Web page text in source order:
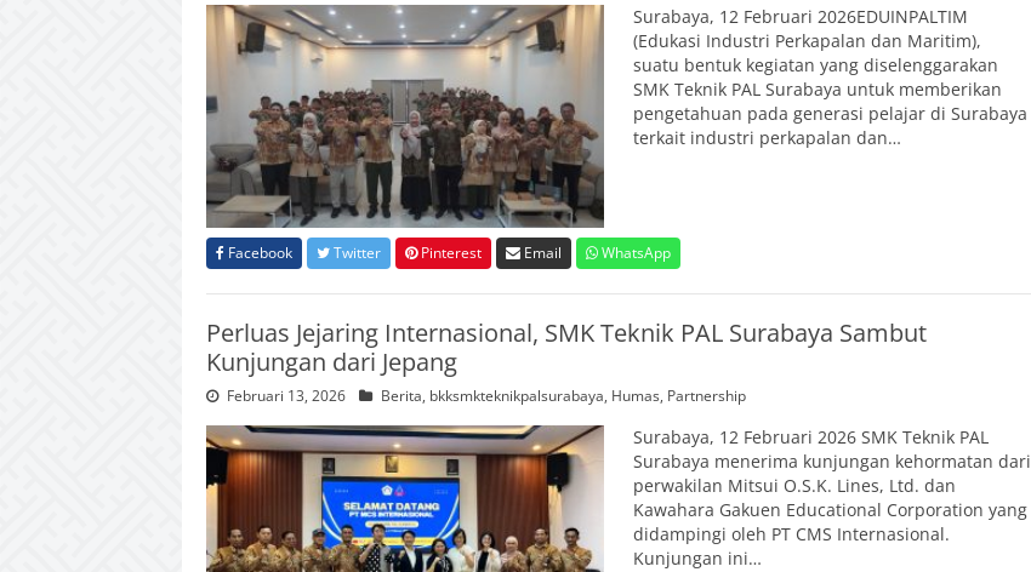
Surabaya, 12 Februari 2026EDUINPALTIM
(Edukasi Industri Perkapalan dan Maritim),
suatu bentuk kegiatan yang diselenggarakan
SMK Teknik PAL Surabaya untuk memberikan
pengetahuan pada generasi pelajar di Surabaya
terkait industri perkapalan dan…
Facebook Twitter Pinterest Email WhatsApp
Perluas Jejaring Internasional, SMK Teknik PAL Surabaya Sambut
Kunjungan dari Jepang
Februari 13, 2026 Berita, bkksmkteknikpalsurabaya, Humas, Partnership
Surabaya, 12 Februari 2026 SMK Teknik PAL
Surabaya menerima kunjungan kehormatan dari
perwakilan Mitsui O.S.K. Lines, Ltd. dan
Kawahara Gakuen Educational Corporation yang
didampingi oleh PT CMS Internasional.
Kunjungan ini…